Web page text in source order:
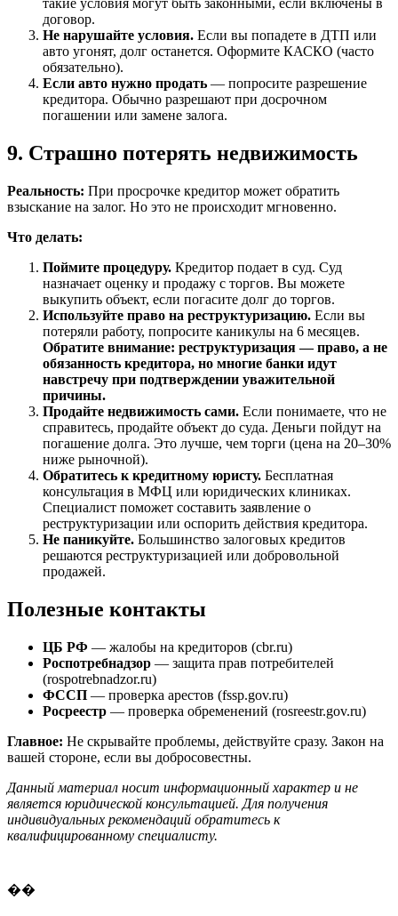
такие условия могут быть законными, если включены в
договор.
Не нарушайте условия. Если вы попадете в ДТП или
авто угонят, долг останется. Оформите КАСКО (часто
обязательно).
Если авто нужно продать — попросите разрешение
кредитора. Обычно разрешают при досрочном
погашении или замене залога.
9. Страшно потерять недвижимость
Реальность: При просрочке кредитор может обратить
взыскание на залог. Но это не происходит мгновенно.
Что делать:
Поймите процедуру. Кредитор подает в суд. Суд
назначает оценку и продажу с торгов. Вы можете
выкупить объект, если погасите долг до торгов.
Используйте право на реструктуризацию. Если вы
потеряли работу, попросите каникулы на 6 месяцев.
Обратите внимание: реструктуризация — право, а не
обязанность кредитора, но многие банки идут
навстречу при подтверждении уважительной
причины.
Продайте недвижимость сами. Если понимаете, что не
справитесь, продайте объект до суда. Деньги пойдут на
погашение долга. Это лучше, чем торги (цена на 20–30%
ниже рыночной).
Обратитесь к кредитному юристу. Бесплатная
консультация в МФЦ или юридических клиниках.
Специалист поможет составить заявление о
реструктуризации или оспорить действия кредитора.
Не паникуйте. Большинство залоговых кредитов
решаются реструктуризацией или добровольной
продажей.
Полезные контакты
ЦБ РФ — жалобы на кредиторов (cbr.ru)
Роспотребнадзор — защита прав потребителей
(rospotrebnadzor.ru)
ФССП — проверка арестов (fssp.gov.ru)
Росреестр — проверка обременений (rosreestr.gov.ru)
Главное: Не скрывайте проблемы, действуйте сразу. Закон на
вашей стороне, если вы добросовестны.
Данный материал носит информационный характер и не
является юридической консультацией. Для получения
индивидуальных рекомендаций обратитесь к
квалифицированному специалисту.
��